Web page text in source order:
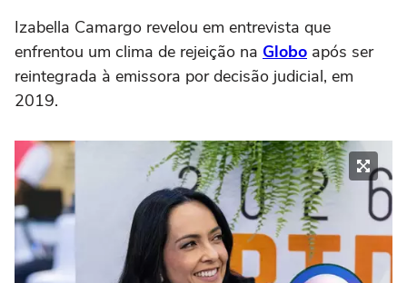
Izabella Camargo revelou em entrevista que
enfrentou um clima de rejeição na Globo após ser
reintegrada à emissora por decisão judicial, em
2019.